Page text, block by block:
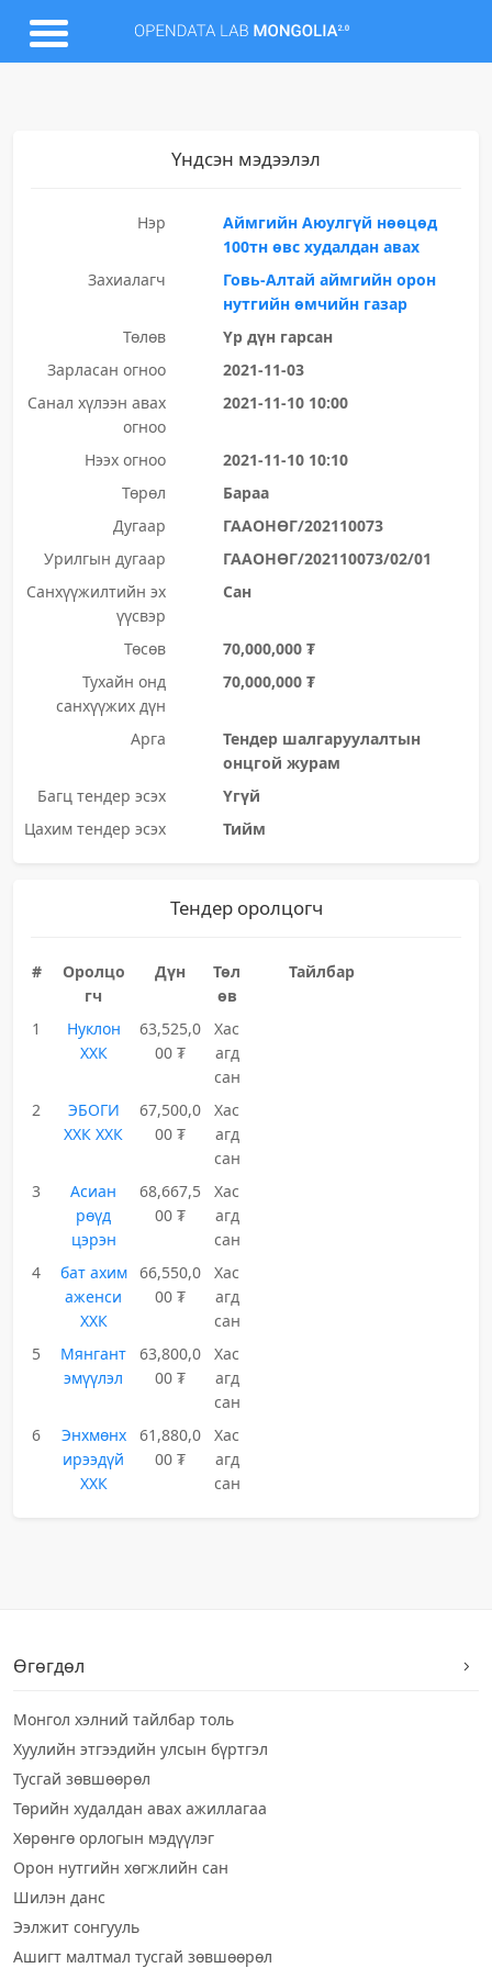
Үндсэн мэдээлэл
Нэр
Аймгийн Аюулгүй нөөцөд
100тн өвс худалдан авах
Захиалагч
Говь-Алтай аймгийн орон
нутгийн өмчийн газар
Төлөв
Үр дүн гарсан
Зарласан огноо
2021-11-03
Санал хүлээн авах
огноо
2021-11-10 10:00
Нээх огноо
2021-11-10 10:10
Төрөл
Бараа
Дугаар
ГААОНӨГ/202110073
Урилгын дугаар
ГААОНӨГ/202110073/02/01
Санхүүжилтийн эх
үүсвэр
Сан
Төсөв
70,000,000 ₮
Тухайн онд
санхүүжих дүн
70,000,000 ₮
Арга
Тендер шалгаруулалтын
онцгой журам
Багц тендер эсэх
Үгүй
Цахим тендер эсэх
Тийм
Тендер оролцогч
#
Оролцо
гч
Дүн
Төл
өв
Тайлбар
1
Нуклон
ХХК
63,525,0
00 ₮
Хас
агд
сан
2
ЭБОГИ
ХХК ХХК
67,500,0
00 ₮
Хас
агд
сан
3
Асиан
рөүд
цэрэн
68,667,5
00 ₮
Хас
агд
сан
4
бат ахим
аженси
ХХК
66,550,0
00 ₮
Хас
агд
сан
5
Мянгант
эмүүлэл
63,800,0
00 ₮
Хас
агд
сан
6
Энхмөнх
ирээдүй
ХХК
61,880,0
00 ₮
Хас
агд
сан
Өгөгдөл
Монгол хэлний тайлбар толь
Хуулийн этгээдийн улсын бүртгэл
Тусгай зөвшөөрөл
Төрийн худалдан авах ажиллагаа
Хөрөнгө орлогын мэдүүлэг
Орон нутгийн хөгжлийн сан
Шилэн данс
Ээлжит сонгууль
Ашигт малтмал тусгай зөвшөөрөл